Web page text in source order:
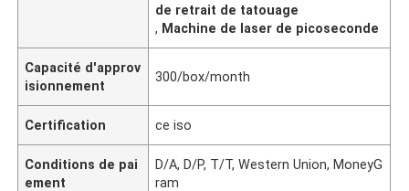
de retrait de tatouage
, Machine de laser de picoseconde
Capacité d'approv
isionnement
300/box/month
Certification ce iso
Conditions de pai
ement
D/A, D/P, T/T, Western Union, MoneyG
ram